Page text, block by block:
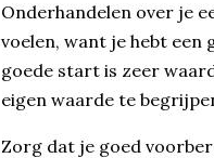
Onderhandelen over je
voelen, want je hebt een
goede start is zeer
eigen waarde te
Zorg dat je goed